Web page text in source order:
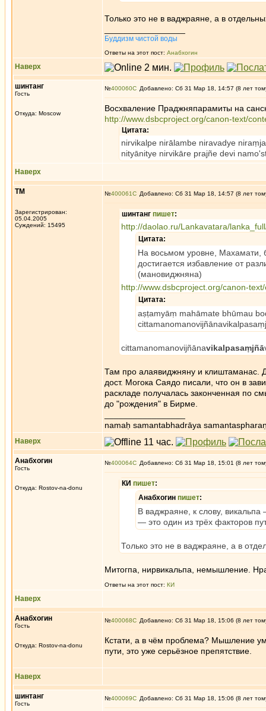
Только это не в ваджраяне, а в
Буддизм чистой воды
Ответы на этот пост: Анабхогин
Наверх
шинтанг
Гость
Откуда: Moscow
№400060 Добавлено: Сб 31 Мар 18, 14:57 (8 лет
Восхваление Праджняпарамиты на
http://www.dsbcproject.org/canon-text/
Цитата:
nirvikalpe nirālambe niravadye
nityānitye nirvikāre prajñe devi
Наверх
ТМ
Зарегистрирован:
05.04.2005
Суждений: 15495
№400061 Добавлено: Сб 31 Мар 18, 14:57 (8 лет
шинтанг пишет:
http://daolao.ru/Lankavatara/
Цитата:
На восьмом уровне, Махамати,
достигается избавление от
(мановиджняна)
http://www.dsbcproject.org/canon-
Цитата:
aṣṭamyāṃ mahāmate bhūmau
cittamanomanovijñānavikalpasaṃjñā
Там про алаявиджняну и клиштаманас.
дост. Могока Саядо писали, что он в
раскладе получалась законченная по
до "рождения" в Бирме.
namaḥ samantabhadrāya
Наверх
Анабхогин
Гость
Откуда: Rostov-na-donu
№400064 Добавлено: Сб 31 Мар 18, 15:01 (8 лет
КИ пишет:
Анабхогин пишет:
В ваджраяне, к слову,
— это один из трёх факторов
Только это не в ваджраяне, а в
Митогпа, нирвикальпа, немышление.
Ответы на этот пост: КИ
Наверх
Анабхогин
Гость
Откуда: Rostov-na-donu
№400068 Добавлено: Сб 31 Мар 18, 15:06 (8 лет
Кстати, а в чём проблема? Мышление
пути, это уже серьёзное препятствие.
Наверх
шинтанг
Гость
№400069 Добавлено: Сб 31 Мар 18, 15:06 (8 лет